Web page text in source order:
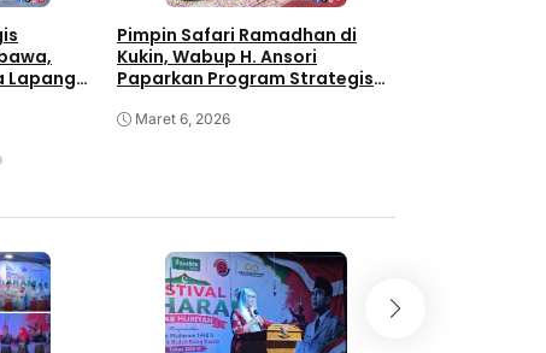
Pimpin Safari Ramadhan di
Kukin, Wabup H. Ansori
Paparkan Program Strategis
Maret 6, 2026